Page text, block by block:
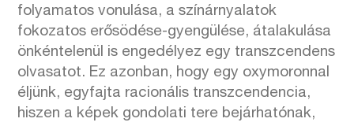
folyamatos vonulása, a színárnyalatok
fokozatos erősödése-gyengülése, átalakulása
önkéntelenül is engedélyez egy transzcendens
olvasatot. Ez azonban, hogy egy oxymoronnal
éljünk, egyfajta racionális transzcendencia,
hiszen a képek gondolati tere bejárhatónak,